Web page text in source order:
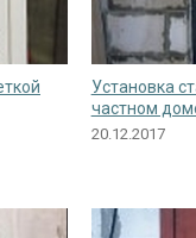
Установка
частном
20.12.2017